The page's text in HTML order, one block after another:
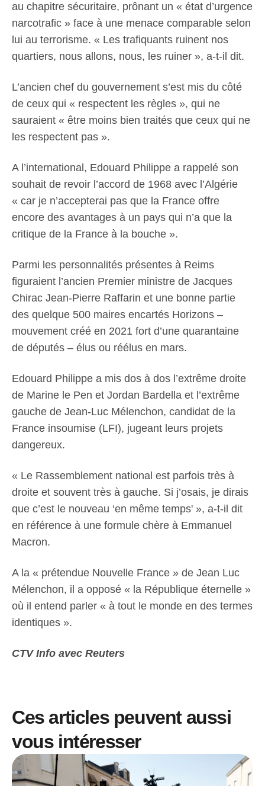
au chapitre sécuritaire, prônant un « état d’urgence
narcotrafic » face à une menace comparable selon
lui au terrorisme. « Les trafiquants ruinent nos
quartiers, nous allons, nous, les ruiner », a-t-il dit.
L’ancien chef du gouvernement s’est mis du côté
de ceux qui « respectent les règles », qui ne
sauraient « être moins bien traités que ceux qui ne
les respectent pas ».
A l’international, Edouard Philippe a rappelé son
souhait de revoir l’accord de 1968 avec l’Algérie
« car je n’accepterai pas que la France offre
encore des avantages à un pays qui n’a que la
critique de la France à la bouche ».
Parmi les personnalités présentes à Reims
figuraient l’ancien Premier ministre de Jacques
Chirac Jean-Pierre Raffarin et une bonne partie
des quelque 500 maires encartés Horizons –
mouvement créé en 2021 fort d’une quarantaine
de députés – élus ou réélus en mars.
Edouard Philippe a mis dos à dos l’extrême droite
de Marine le Pen et Jordan Bardella et l’extrême
gauche de Jean-Luc Mélenchon, candidat de la
France insoumise (LFI), jugeant leurs projets
dangereux.
« Le Rassemblement national est parfois très à
droite et souvent très à gauche. Si j’osais, je dirais
que c’est le nouveau ‘en même temps' », a-t-il dit
en référence à une formule chère à Emmanuel
Macron.
A la « prétendue Nouvelle France » de Jean Luc
Mélenchon, il a opposé « la République éternelle »
où il entend parler « à tout le monde en des termes
identiques ».
CTV Info avec Reuters
Ces articles peuvent aussi
vous intéresser